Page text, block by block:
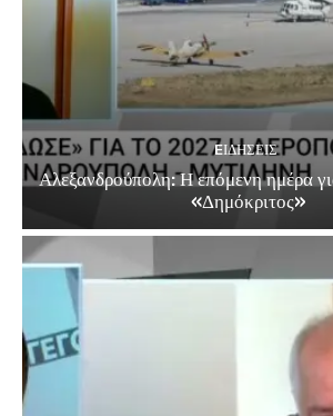
EΙΔΗΣΕΙΣ
Αλεξανδρούπολη: Η επόμενη ημέρα
«Δημόκριτος»